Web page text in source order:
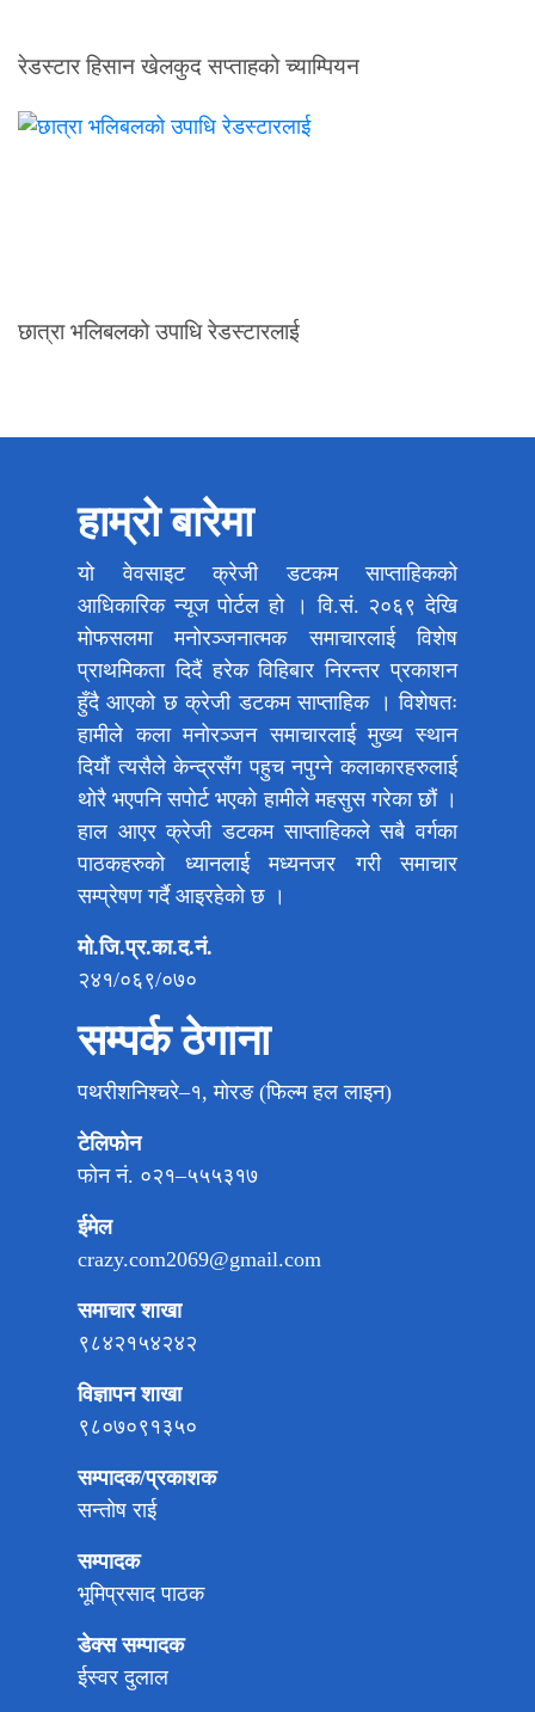
रेडस्टार हिसान खेलकुद सप्ताहको च्याम्पियन
छात्रा भलिबलको उपाधि रेडस्टारलाई
हाम्रो बारेमा
यो वेवसाइट क्रेजी डटकम साप्ताहिकको
आधिकारिक न्यूज पोर्टल हो । वि.सं. २०६९ देखि
मोफसलमा मनोरञ्जनात्मक समाचारलाई विशेष
प्राथमिकता दिदैं हरेक विहिबार निरन्तर प्रकाशन
हुँदै आएको छ क्रेजी डटकम साप्ताहिक । विशेषतः
हामीले कला मनोरञ्जन समाचारलाई मुख्य स्थान
दियौं त्यसैले केन्द्रसँग पहुच नपुग्ने कलाकारहरुलाई
थोरै भएपनि सपोर्ट भएको हामीले महसुस गरेका छौं ।
हाल आएर क्रेजी डटकम साप्ताहिकले सबै वर्गका
पाठकहरुको ध्यानलाई मध्यनजर गरी समाचार
सम्प्रेषण गर्दै आइरहेको छ ।
मो.जि.प्र.का.द.नं.
२४१/०६९/०७०
सम्पर्क ठेगाना
पथरीशनिश्चरे–१, मोरङ (फिल्म हल लाइन)
टेलिफोन
फोन नं. ०२१–५५५३१७
ईमेल
crazy.com2069@gmail.com
समाचार शाखा
९८४२१५४२४२
विज्ञापन शाखा
९८०७०९१३५०
सम्पादक/प्रकाशक
सन्तोष राई
सम्पादक
भूमिप्रसाद पाठक
डेक्स सम्पादक
ईस्वर दुलाल